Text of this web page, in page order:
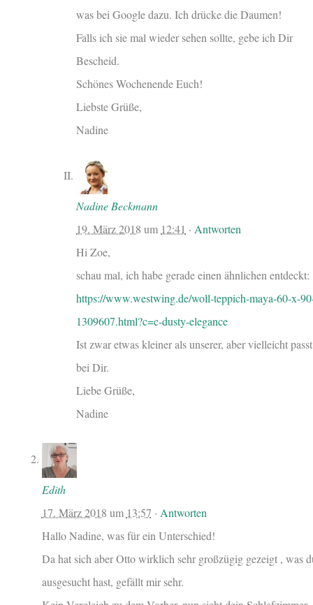
was bei Google dazu. Ich drücke die Daumen!
Falls ich sie mal wieder sehen sollte, gebe ich Dir
Bescheid.
Schönes Wochenende Euch!
Liebste Grüße,
Nadine
Nadine Beckmann
19. März 2018 um 12:41 · Antworten
Hi Zoe,
schau mal, ich habe gerade einen ähnlichen entdeckt:
https://www.westwing.de/woll-teppich-maya-60-x-
1309607.html?c=c-dusty-elegance
Ist zwar etwas kleiner als unserer, aber vielleicht
bei Dir.
Liebe Grüße,
Nadine
Edith
17. März 2018 um 13:57 · Antworten
Hallo Nadine, was für ein Unterschied!
Da hat sich aber Otto wirklich sehr großzügig gezeigt , was
ausgesucht hast, gefällt mir sehr.